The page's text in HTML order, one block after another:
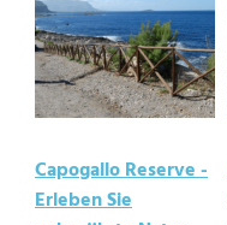
Capogallo Reserve -
Erleben Sie